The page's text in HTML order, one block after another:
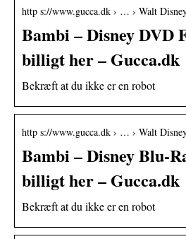
http s://www.gucca.dk › … › Walt
Bambi – Disney
billigt her – Gucca.dk
Bekræft at du ikke er en robot
http s://www.gucca.dk › … › Walt
Bambi – Disney Blu-
billigt her – Gucca.dk
Bekræft at du ikke er en robot